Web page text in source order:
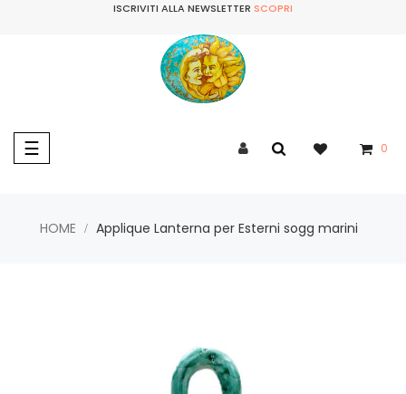
ISCRIVITI ALLA NEWSLETTER SCOPRI
navigazione
Toggle
☰ 0
HOME Applique Lanterna per Esterni sogg marini